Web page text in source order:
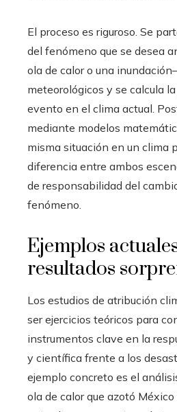
El proceso es riguroso. Se
del fenómeno que se desea
ola de calor o una
meteorológicos y se calcula
evento en el clima actual.
mediante modelos
misma situación en un clima
diferencia entre ambos
de responsabilidad del
fenómeno.
Ejemplos
resultados
Los estudios de atribución
ser ejercicios teóricos para
instrumentos clave en la
y científica frente a los
ejemplo concreto es el
ola de calor que azotó